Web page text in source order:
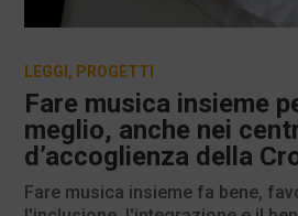
Fare musica insieme
meglio, anche nei
d’accoglienza della
LEGGI , PROGETTI
Fare musica insieme fa bene,